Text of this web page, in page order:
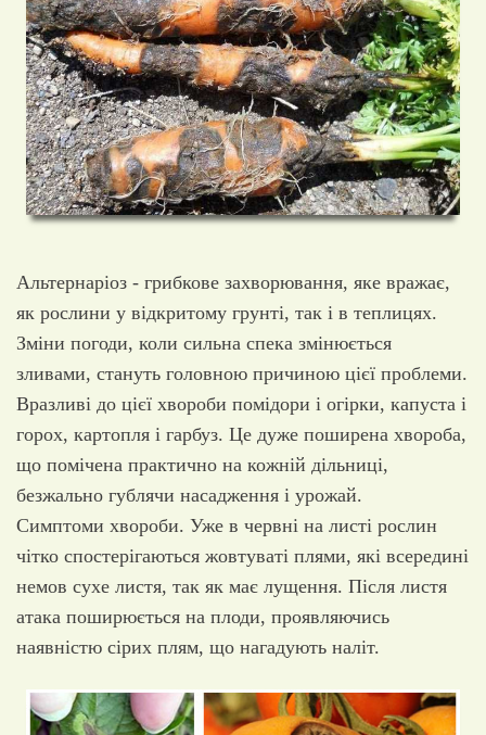
Альтернаріоз - грибкове захворювання, яке вражає,
як рослини у відкритому грунті, так і в теплицях.
Зміни погоди, коли сильна спека змінюється
зливами, стануть головною причиною цієї проблеми.
Вразливі до цієї хвороби помідори і огірки, капуста і
горох, картопля і гарбуз. Це дуже поширена хвороба,
що помічена практично на кожній дільниці,
безжально гублячи насадження і урожай.
Симптоми хвороби. Уже в червні на листі рослин
чітко спостерігаються жовтуваті плями, які всередині
немов сухе листя, так як має лущення. Після листя
атака поширюється на плоди, проявляючись
наявністю сірих плям, що нагадують наліт.